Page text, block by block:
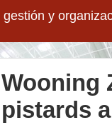
y
Wooning
pistards